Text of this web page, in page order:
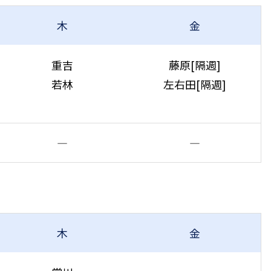
木 金
重吉
若林
藤原[隔週]
左右田[隔週]
― ―
木 金